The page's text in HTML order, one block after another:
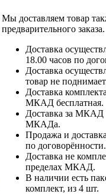
Мы доставляем товар
предварительного заказа.
Доставка
18.00 часов по
Доставка
товар не
Доставка
МКАД бесплатная.
Доставка за МКАД
МКАДа.
Продажа и
по договорённости.
Доставка не
пределах МКАД.
В наличии есть
комплект, из 4 шт.